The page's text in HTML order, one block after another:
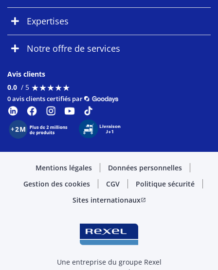
Expertises
Notre offre de services
Avis clients
0.0 / 5 ★★★★★
★★★★★
0 avis clients certifiés par
Mentions légales
Données personnelles
Gestion des cookies
CGV
Politique sécurité
Sites internationauxopen_in_new
Une entreprise du groupe Rexel